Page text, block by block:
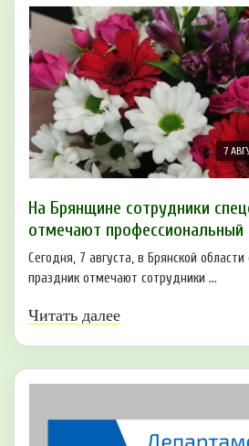
7
На Брянщине сотрудники
отмечают профессиональный
Сегодня, 7 августа, в Брянской
праздник отмечают сотрудники ...
Читать далее